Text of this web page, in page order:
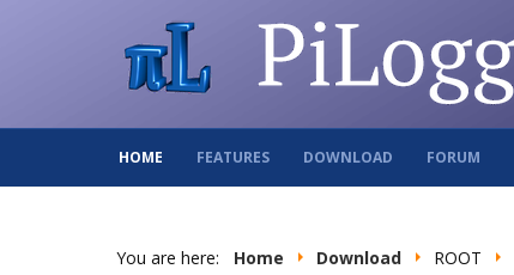
HOME FEATURES DOWNLOAD FORUM
You are here: Home Download ROOT